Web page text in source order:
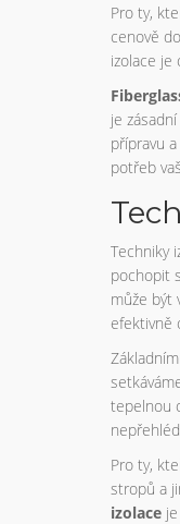
Pro ty,
cenově
izolace je
je
přípravu
potřeb
Techniky
pochopit
může být
efektivně
tepelnou
Pro ty,
stropů a
izolace